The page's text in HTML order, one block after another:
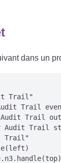
dans un
Trail"
Trail
Trail
Audit Trail
Trail"